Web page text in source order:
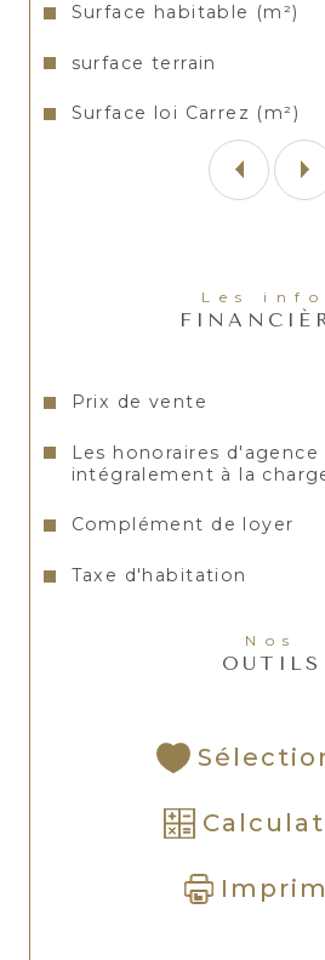
Surface habitable (m²)
surface terrain
Surface loi Carrez (m²)
Les
Prix de vente
Les honoraires
intégralement à la
Complément de loyer
Taxe d'habitation
Nos
OUTILS